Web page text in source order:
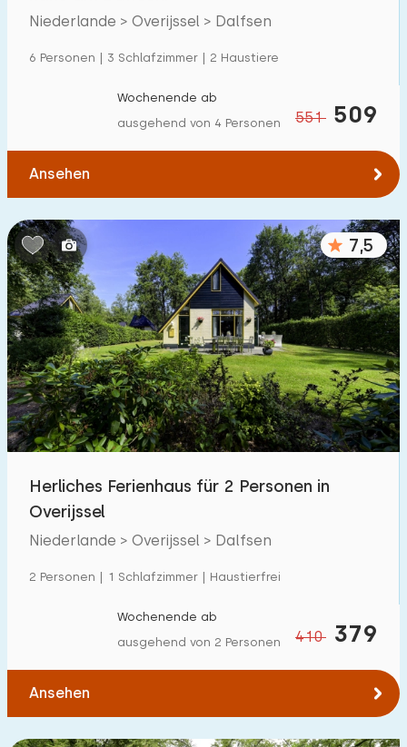
Niederlande > Overijssel > Dalfsen
6 Personen | 3 Schlafzimmer | 2 Haustiere
551 509
Wochenende ab
ausgehend von 4 Personen
Ansehen
7,5
Herliches Ferienhaus für 2 Personen in
Overijssel
Niederlande > Overijssel > Dalfsen
2 Personen | 1 Schlafzimmer | Haustierfrei
410 379
Wochenende ab
ausgehend von 2 Personen
Ansehen